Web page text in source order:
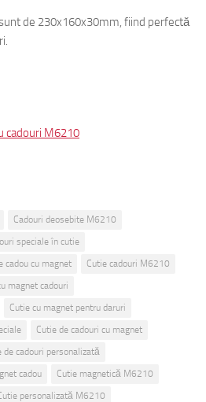
de 230x160x30mm, fiind perfectă
cadouri M6210
Cadouri deosebite M6210
speciale în cutie
cadou cu magnet
Cutie cadouri M6210
magnet cadouri
Cutie cu magnet pentru daruri
Cutie de cadouri cu magnet
de cadouri personalizată
cadou
Cutie magnetică M6210
personalizată M6210